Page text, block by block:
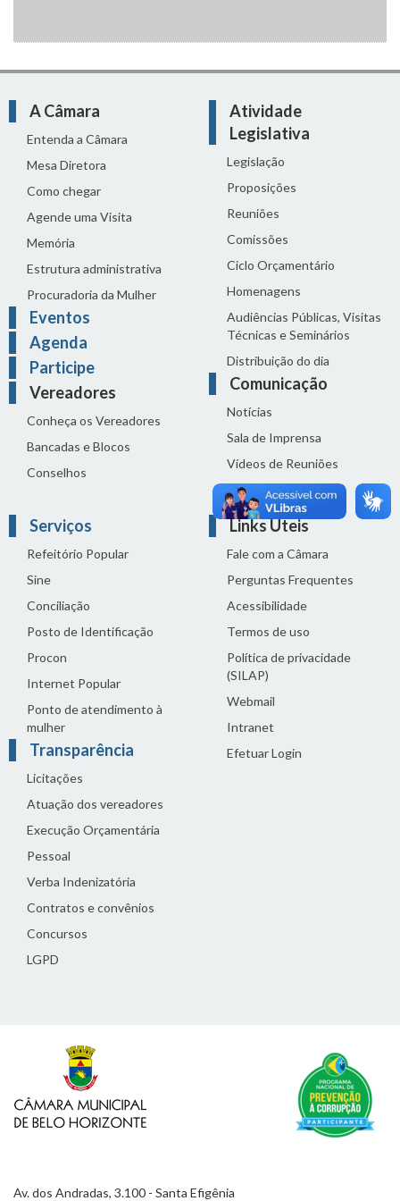
A Câmara
Entenda a Câmara
Mesa Diretora
Como chegar
Agende uma Visita
Memória
Estrutura administrativa
Procuradoria da Mulher
Eventos
Agenda
Participe
Vereadores
Conheça os Vereadores
Bancadas e Blocos
Conselhos
Atividade
Legislativa
Legislação
Proposições
Reuniões
Comissões
Ciclo Orçamentário
Homenagens
Audiências Públicas, Visitas
Técnicas e Seminários
Distribuição do dia
Comunicação
Notícias
Sala de Imprensa
Vídeos de Reuniões
Solenidades
Serviços
Refeitório Popular
Sine
Conciliação
Posto de Identificação
Procon
Internet Popular
Ponto de atendimento à
mulher
Transparência
Licitações
Atuação dos vereadores
Execução Orçamentária
Pessoal
Verba Indenizatória
Contratos e convênios
Concursos
LGPD
Links Úteis
Fale com a Câmara
Perguntas Frequentes
Acessibilidade
Termos de uso
Política de privacidade
(SILAP)
Webmail
Intranet
Efetuar Login
Av. dos Andradas, 3.100 - Santa Efigênia